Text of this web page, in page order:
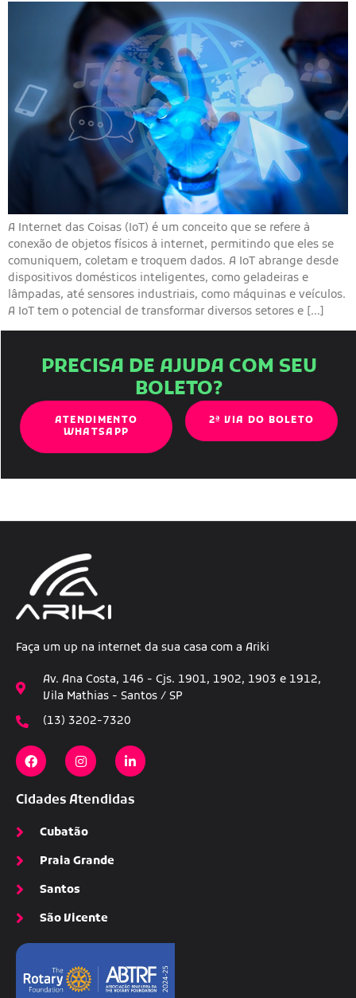
A Internet das Coisas (IoT) é um conceito que se refere à
conexão de objetos físicos à internet, permitindo que eles se
comuniquem, coletam e troquem dados. A IoT abrange desde
dispositivos domésticos inteligentes, como geladeiras e
lâmpadas, até sensores industriais, como máquinas e veículos.
A IoT tem o potencial de transformar diversos setores e […]
PRECISA DE AJUDA COM SEU
BOLETO?
ATENDIMENTO
WHATSAPP
2ª VIA DO BOLETO
Faça um up na internet da sua casa com a Ariki
Av. Ana Costa, 146 - Cjs. 1901, 1902, 1903 e 1912,
Vila Mathias - Santos / SP
(13) 3202-7320
Cidades Atendidas
Cubatão
Praia Grande
Santos
São Vicente